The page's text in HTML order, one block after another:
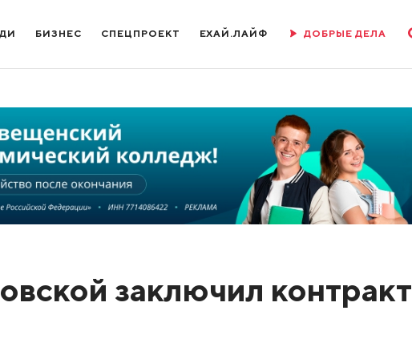
БИЗНЕС СПЕЦПРОЕКТ ЕХАЙ.ЛАЙФ ДОБРЫЕ ДЕЛА
заключил контракт